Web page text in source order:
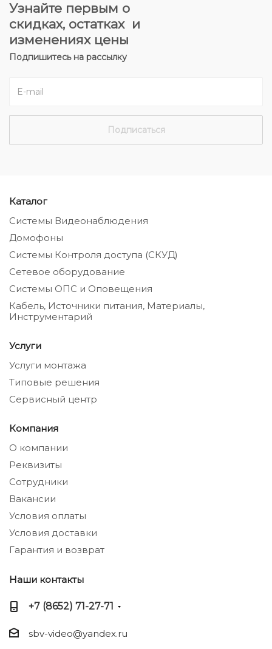
Узнайте первым о
скидках, остатках и
изменениях цены
Подпишитесь на рассылку
Каталог
Системы Видеонаблюдения
Домофоны
Системы Контроля доступа (СКУД)
Сетевое оборудование
Системы ОПС и Оповещения
Кабель, Источники питания, Материалы,
Инструментарий
Услуги
Услуги монтажа
Типовые решения
Сервисный центр
Компания
О компании
Реквизиты
Сотрудники
Вакансии
Условия оплаты
Условия доставки
Гарантия и возврат
Наши контакты
+7 (8652) 71-27-71
sbv-video@yandex.ru